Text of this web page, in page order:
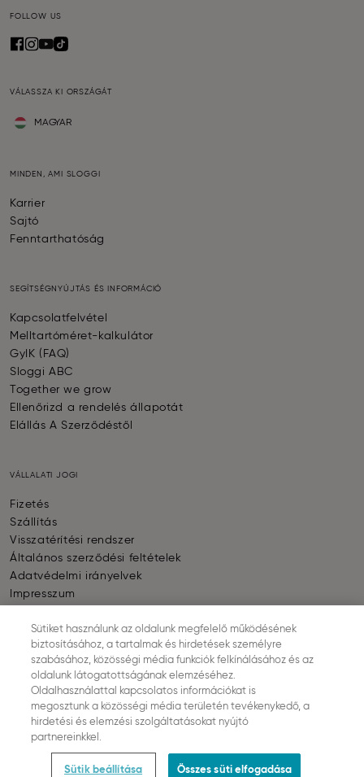
FOLLOW US
VÁLASSZA KI ORSZÁGÁT
MAGYAR
MINDEN, AMI SLOGGI
Karrier
Sajtó
Fenntarthatóság
SEGÍTSÉGNYÚJTÁS ÉS INFORMÁCIÓ
Kapcsolatfelvétel
Melltartóméret-kalkulátor
GyIK (FAQ)
Sloggi ABC
Together we grow
Ellenőrizd a rendelés állapotát
Elállás A Szerződéstől
VÁLLALATI JOGI
Fizetés
Szállítás
Visszatérítési rendszer
Általános szerződési feltételek
Adatvédelmi irányelvek
Impresszum
FIZETÉS
SZÁLLÍTÁS
Sütiket használunk az oldalunk megfelelő működésének
biztosításához, a tartalmak és hirdetések személyre
szabásához, közösségi média funkciók felkínálásához és az
oldalunk látogatottságának elemzéséhez.
Oldalhasználattal kapcsolatos információkat is
megosztunk a közösségi média területén tevékenykedő, a
hirdetési és elemzési szolgáltatásokat nyújtó
partnereinkkel.
Sütik beállítása Összes süti elfogadása